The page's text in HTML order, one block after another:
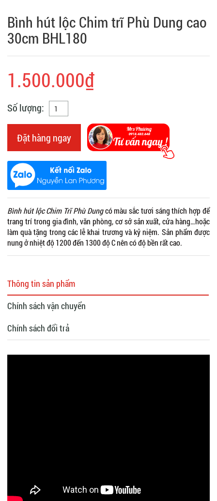
Bình hút lộc Chim trĩ Phù Dung cao
30cm BHL180
1.500.000₫
Số lượng:
Đặt hàng ngay
Bình hút lộc Chim Trĩ Phù Dungcó màu sắc tươi sáng thích hợp để
trang trí trong gia đình, văn phòng, cơ sở sản xuất, cửa hàng…hoặc
làm quà tặng trong các lễ khai trương và kỷ niệm. Sản phẩm được
nung ở nhiệt độ 1200 đến 1300 độ C nên có độ bền rất cao.
Thông tin sản phẩm
Chính sách vận chuyển
Chính sách đổi trả